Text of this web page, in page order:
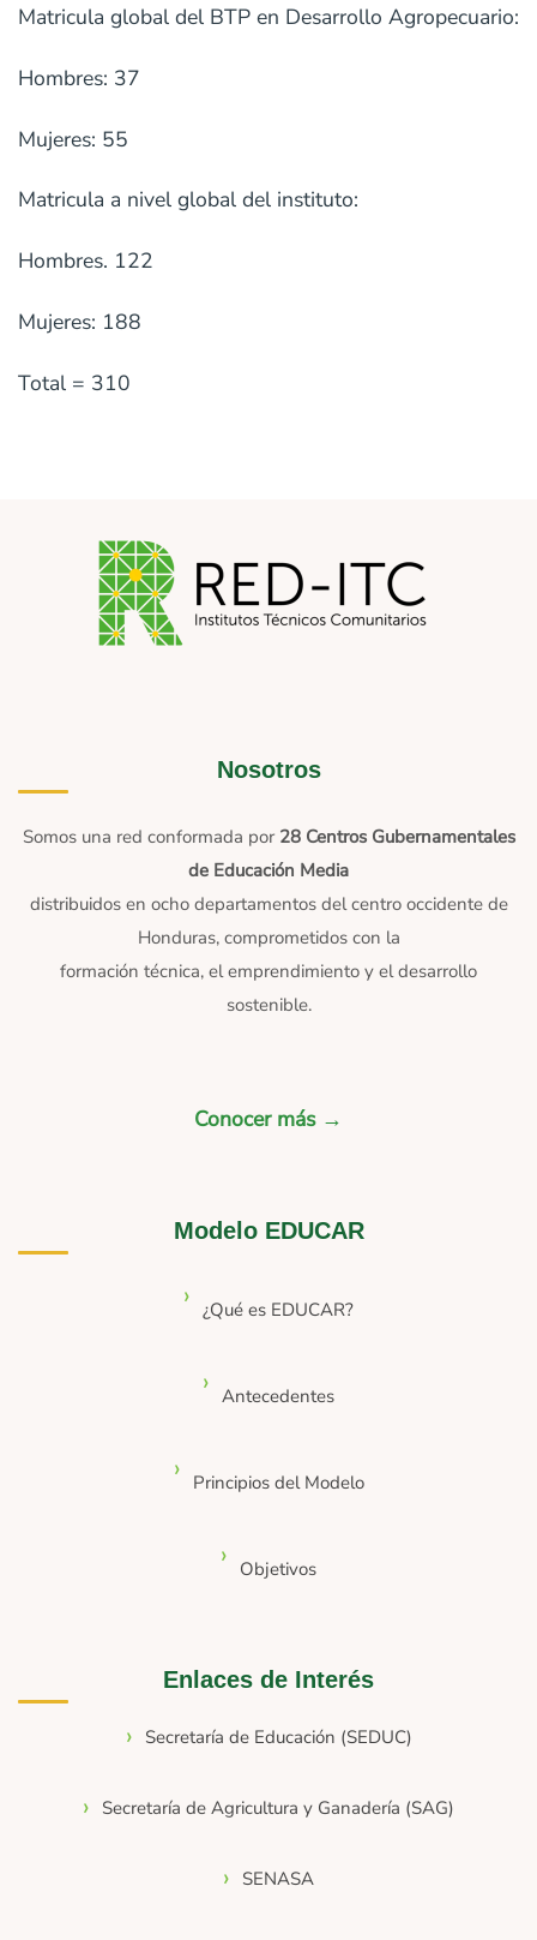
Matricula global del BTP en Desarrollo Agropecuario:
Hombres: 37
Mujeres: 55
Matricula a nivel global del instituto:
Hombres. 122
Mujeres: 188
Total = 310
Nosotros
Somos una red conformada por 28 Centros Gubernamentales
de Educación Media
distribuidos en ocho departamentos del centro occidente de
Honduras, comprometidos con la
formación técnica, el emprendimiento y el desarrollo
sostenible.
Conocer más →
Modelo EDUCAR
¿Qué es EDUCAR?
Antecedentes
Principios del Modelo
Objetivos
Enlaces de Interés
Secretaría de Educación (SEDUC)
Secretaría de Agricultura y Ganadería (SAG)
SENASA